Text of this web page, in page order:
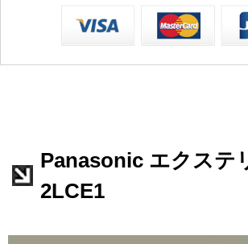
Panasonic エクステ
2LCE1